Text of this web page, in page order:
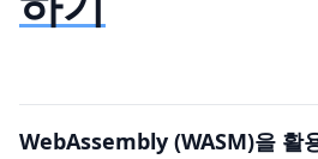
WebAssembly (WASM)을 활